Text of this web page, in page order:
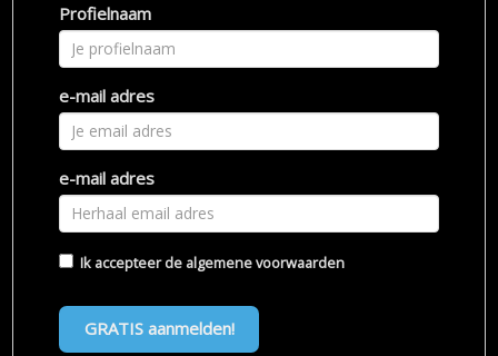
Profielnaam
e-mail adres
e-mail adres
Ik accepteer de algemene voorwaarden
GRATIS aanmelden!